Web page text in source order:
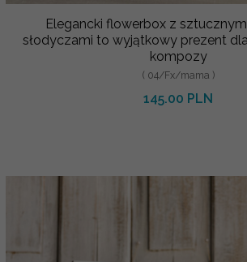
Elegancki flowerbox z
słodyczami to wyjątkowy prezent
kompozy
( 04/Fx/mama )
145.00 PLN